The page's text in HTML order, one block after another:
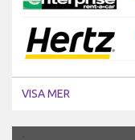
VISA MER